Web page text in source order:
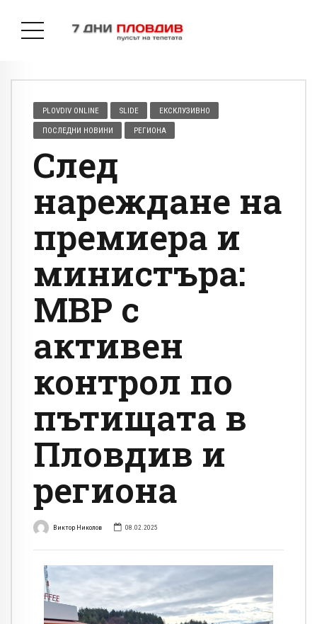
PLOVDIV ONLINE SLIDE ЕКСКЛУЗИВНО
ПОСЛЕДНИ НОВИНИ РЕГИОНА
След
нареждане на
премиера и
министъра:
МВР с
активен
контрол по
пътищата в
Пловдив и
региона
Виктор Николов 08.02.2025